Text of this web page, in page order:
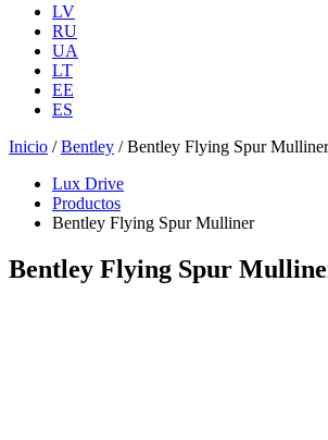
LV
RU
UA
LT
EE
ES
Inicio /Bentley / Bentley Flying Spur Mulliner
Lux Drive
Productos
Bentley Flying Spur Mulliner
Bentley Flying Spur